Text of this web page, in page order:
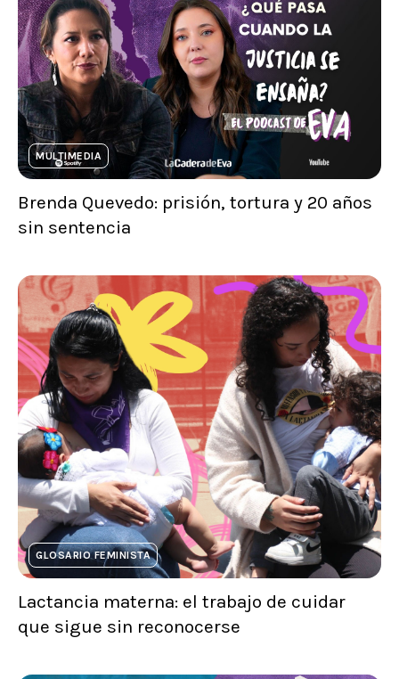
MULTIMEDIA
Brenda Quevedo: prisión, tortura y 20 años
sin sentencia
GLOSARIO FEMINISTA
Lactancia materna: el trabajo de cuidar
que sigue sin reconocerse